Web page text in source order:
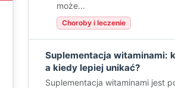
może...
Choroby i leczenie
Suplementacja witaminami:
a kiedy lepiej unikać?
Suplementacja witaminami jest